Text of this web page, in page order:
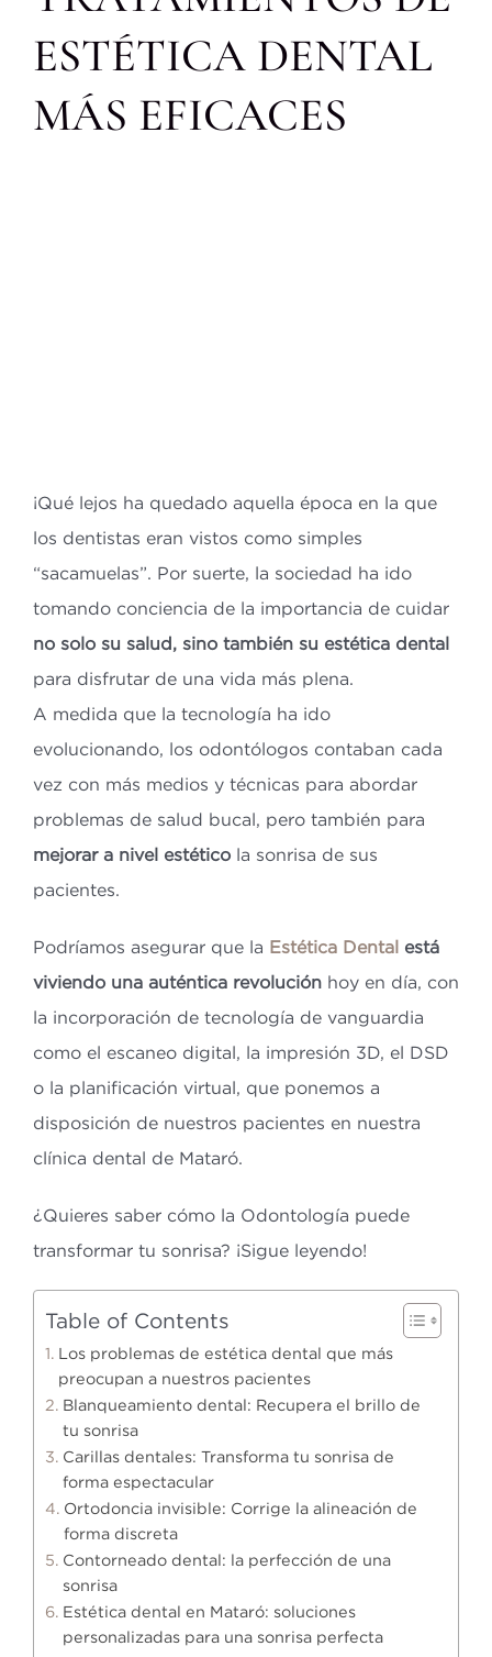
ESTÉTICA DENTAL
MÁS EFICACES
¡Qué lejos ha quedado aquella época en la que
los dentistas eran vistos como simples
“sacamuelas”. Por suerte, la sociedad ha ido
tomando conciencia de la importancia de cuidar
no solo su salud, sino también su estética dental
para disfrutar de una vida más plena.
A medida que la tecnología ha ido
evolucionando, los odontólogos contaban cada
vez con más medios y técnicas para abordar
problemas de salud bucal, pero también para
mejorar a nivel estéticola sonrisa de sus
pacientes.
Podríamos asegurar que la Estética Dentalestá
viviendo una auténtica revolución hoy en día, con
la incorporación de tecnología de vanguardia
como el escaneo digital, la impresión 3D, el DSD
o la planificación virtual, que ponemos a
disposición de nuestros pacientes en nuestra
clínica dental de Mataró.
¿Quieres saber cómo la Odontología puede
transformar tu sonrisa? ¡Sigue leyendo!
Table of Contents
Los problemas de estética dental que más
preocupan a nuestros pacientes
Blanqueamiento dental: Recupera el brillo de
tu sonrisa
Carillas dentales: Transforma tu sonrisa de
forma espectacular
Ortodoncia invisible: Corrige la alineación de
forma discreta
Contorneado dental: la perfección de una
sonrisa
Estética dental en Mataró: soluciones
personalizadas para una sonrisa perfecta